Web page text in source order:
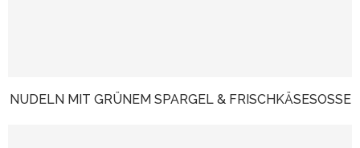
NUDELN MIT GRÜNEM SPARGEL & FRISCHKÄSESOSSE